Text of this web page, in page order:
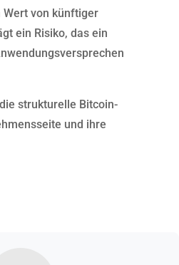
von künftiger
ein Risiko, das ein
strukturelle Bitcoin-
und ihre